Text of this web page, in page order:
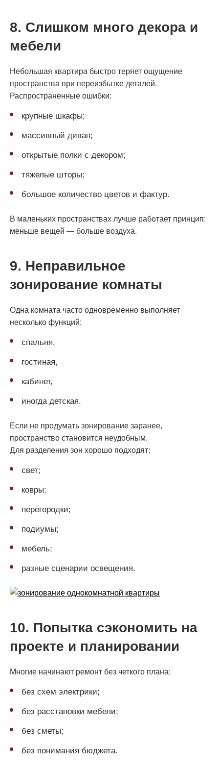
8. Слишком много декора и
мебели
Небольшая квартира быстро теряет ощущение
пространства при переизбытке деталей.
Распространенные ошибки:
крупные шкафы;
массивный диван;
открытые полки с декором;
тяжелые шторы;
большое количество цветов и фактур.
В маленьких пространствах лучше работает принцип:
меньше вещей — больше воздуха.
9. Неправильное
зонирование комнаты
Одна комната часто одновременно выполняет
несколько функций:
спальня,
гостиная,
кабинет,
иногда детская.
Если не продумать зонирование заранее,
пространство становится неудобным.
Для разделения зон хорошо подходят:
свет;
ковры;
перегородки;
подиумы;
мебель;
разные сценарии освещения.
10. Попытка сэкономить на
проекте и планировании
Многие начинают ремонт без четкого плана:
без схем электрики;
без расстановки мебели;
без сметы;
без понимания бюджета.